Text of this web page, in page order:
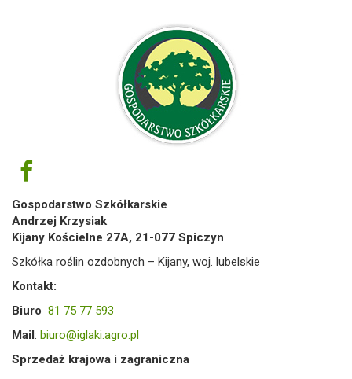
Gospodarstwo Szkółkarskie
Andrzej Krzysiak
Kijany Kościelne 27A, 21-077 Spiczyn
Szkółka roślin ozdobnych – Kijany, woj. lubelskie
Kontakt:
Biuro 81 75 77 593
Mail: biuro@iglaki.agro.pl
Sprzedaż krajowa i zagraniczna